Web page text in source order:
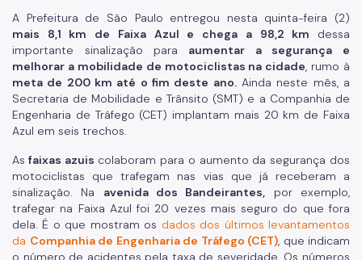
A Prefeitura de São Paulo entregou nesta quinta-feira (2)
mais 8,1 km de Faixa Azul e chega a 98,2 km dessa
importante sinalização para aumentar a segurança e
melhorar a mobilidade de motociclistas na cidade, rumo à
meta de 200 km até o fim deste ano.Ainda neste mês, a
Secretaria de Mobilidade e Trânsito (SMT) e a Companhia de
Engenharia de Tráfego (CET) implantam mais 20 km de Faixa
Azul em seis trechos.
As faixas azuis colaboram para o aumento da segurança dos
motociclistas que trafegam nas vias que já receberam a
sinalização. Na avenida dos Bandeirantes, por exemplo,
trafegar na Faixa Azul foi 20 vezes mais seguro do que fora
dela. É o que mostram os dados dos últimos levantamentos
da Companhia de Engenharia de Tráfego (CET), que indicam
o número de acidentes pela taxa de severidade. Os números